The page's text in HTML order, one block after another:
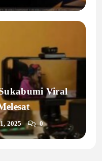
Viral
2025 0